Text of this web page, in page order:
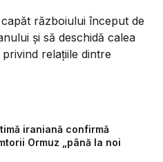
războiului început de
și să deschidă calea
relațiile dintre
iraniană confirmă
Ormuz „până la noi